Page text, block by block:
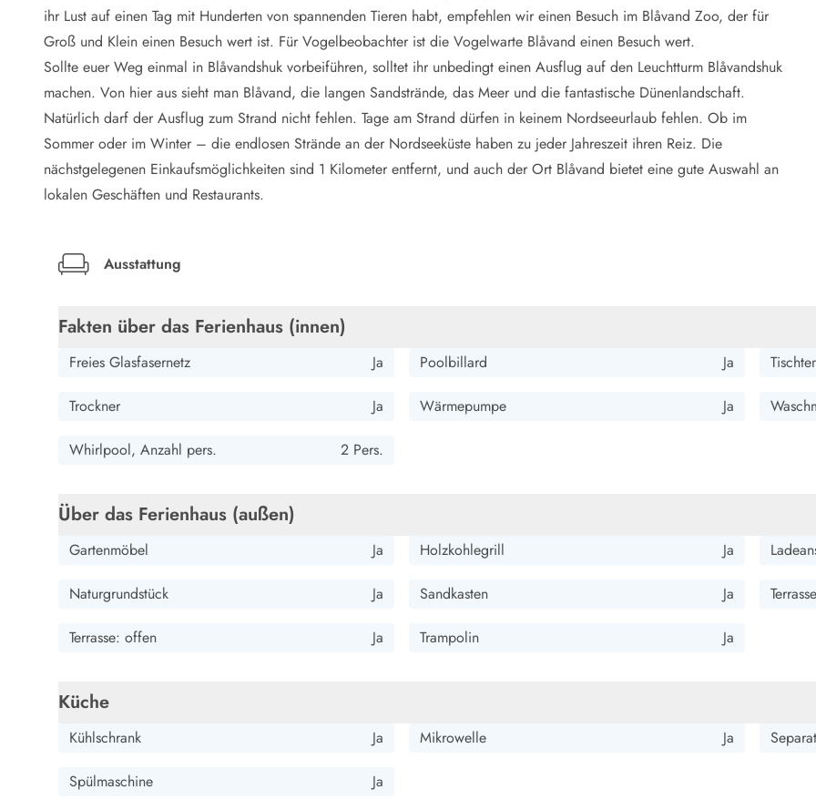
Esmark VIP Partnervorteile
Esmark KidsVIP
LEGOLAND® Rabatt
Urlaub mit Kindern
Urlaub mit Hund
Urlaub am Strand
Urlaub in der Natur
Zoos und Tierparks in Dänemark
Angeln in Dänemark
Bowling in Dänemark
Minigolf spielen in Dänemark
Schwimmhallen und Badeländer
Golfen in Dänemark
Fitnesscenter in Dänemark
Fahrradfahren in Dänemark
Surfen in Dänemark
Wandern in Dänemark
Wasserski in Dänemark
Kultur in Dänemark
Sehenswürdigkeiten
Essen und Trinken
Weihnachten in Dänemark
Wikinger in Dänemark
ihr Lust auf einen Tag mit Hunderten von spannenden Tieren habt, empfehlen wir einen Besuch im Blåvand Zoo, der für
Groß und Klein einen Besuch wert ist. Für Vogelbeobachter ist die Vogelwarte Blåvand einen Besuch wert.
Sollte euer Weg einmal in Blåvandshuk vorbeiführen, solltet ihr unbedingt einen Ausflug auf den Leuchtturm Blåvandshuk
machen. Von hier aus sieht man Blåvand, die langen Sandstrände, das Meer und die fantastische Dünenlandschaft.
Natürlich darf der Ausflug zum Strand nicht fehlen. Tage am Strand dürfen in keinem Nordseeurlaub fehlen. Ob im
Sommer oder im Winter – die endlosen Strände an der Nordseeküste haben zu jeder Jahreszeit ihren Reiz. Die
nächstgelegenen Einkaufsmöglichkeiten sind 1 Kilometer entfernt, und auch der Ort Blåvand bietet eine gute Auswahl an
lokalen Geschäften und Restaurants.
Ausstattung
Fakten über das Ferienhaus (innen)
Freies Glasfasernetz Ja Poolbillard Ja
Trockner Ja Wärmepumpe Ja
Whirlpool, Anzahl pers. 2 Pers.
Über das Ferienhaus (außen)
Gartenmöbel Ja Holzkohlegrill Ja
Naturgrundstück Ja Sandkasten Ja
Terrasse: offen Ja Trampolin Ja
Küche
Kühlschrank Ja Mikrowelle Ja
Spülmaschine Ja